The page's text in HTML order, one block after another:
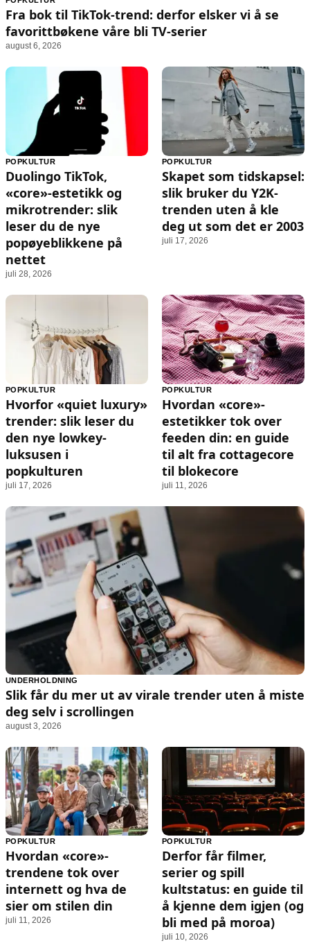
Animasjon
Sosiale medier
Musikk
Filmkveld
Soundtrack
Brukervilkår
Etiske retningslinjer
Personvernerklæring
Redaksjonell policy
Informasjon
Om oss
Kontakt oss
Forfattere og redaksjon
Retningslinjer for rettelser
Fra bok til TikTok-trend: derfor elsker vi å se
favorittbøkene våre bli TV-serier
august 6, 2026
POPKULTUR
Duolingo TikTok,
«core»-estetikk og
mikrotrender: slik
leser du de nye
popøyeblikkene på
nettet
juli 28, 2026
POPKULTUR
Skapet som tidskapsel:
slik bruker du Y2K-
trenden uten å kle
deg ut som det er 2003
juli 17, 2026
POPKULTUR
Hvorfor «quiet luxury»
trender: slik leser du
den nye lowkey-
luksusen i
popkulturen
juli 17, 2026
POPKULTUR
Hvordan «core»-
estetikker tok over
feeden din: en guide
til alt fra cottagecore
til blokecore
juli 11, 2026
UNDERHOLDNING
Slik får du mer ut av virale trender uten å miste
deg selv i scrollingen
august 3, 2026
POPKULTUR
Hvordan «core»-
trendene tok over
internett og hva de
sier om stilen din
juli 11, 2026
POPKULTUR
Derfor får filmer,
serier og spill
kultstatus: en guide til
å kjenne dem igjen (og
bli med på moroa)
juli 10, 2026